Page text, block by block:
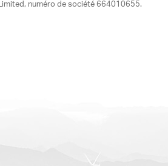
numéro de société 664010655.